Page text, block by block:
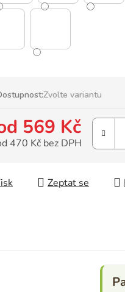
Zvolte variantu
569 Kč
470 Kč bez DPH
Zeptat se